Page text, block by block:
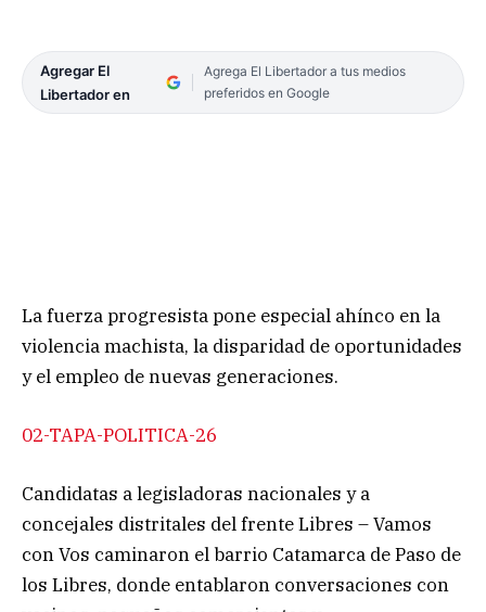
Agregar El
Libertador en
Agrega El Libertador a tus medios
preferidos en Google
La fuerza progresista pone especial ahínco en la
violencia machista, la disparidad de oportunidades
y el empleo de nuevas generaciones.
02-TAPA-POLITICA-26
Candidatas a legisladoras nacionales y a
concejales distritales del frente Libres – Vamos
con Vos caminaron el barrio Catamarca de Paso de
los Libres, donde entablaron conversaciones con